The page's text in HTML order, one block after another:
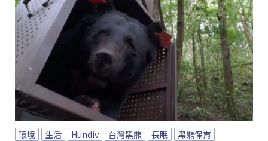
環境 生活 Hundiv 台灣黑熊 長眠 黑熊保育